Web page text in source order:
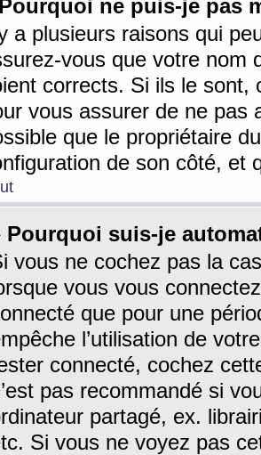
ne puis-je pas
a plusieurs raisons qui
vous que votre nom
corrects. Si ils le sont,
vous assurer de ne pas
que le propriétaire
de son côté, et
Pourquoi suis-je
vous ne cochez pas la
vous vous
que pour une
l’utilisation de
connecté, cochez
pas recommandé si
partagé, ex.
Si vous ne voyez pas